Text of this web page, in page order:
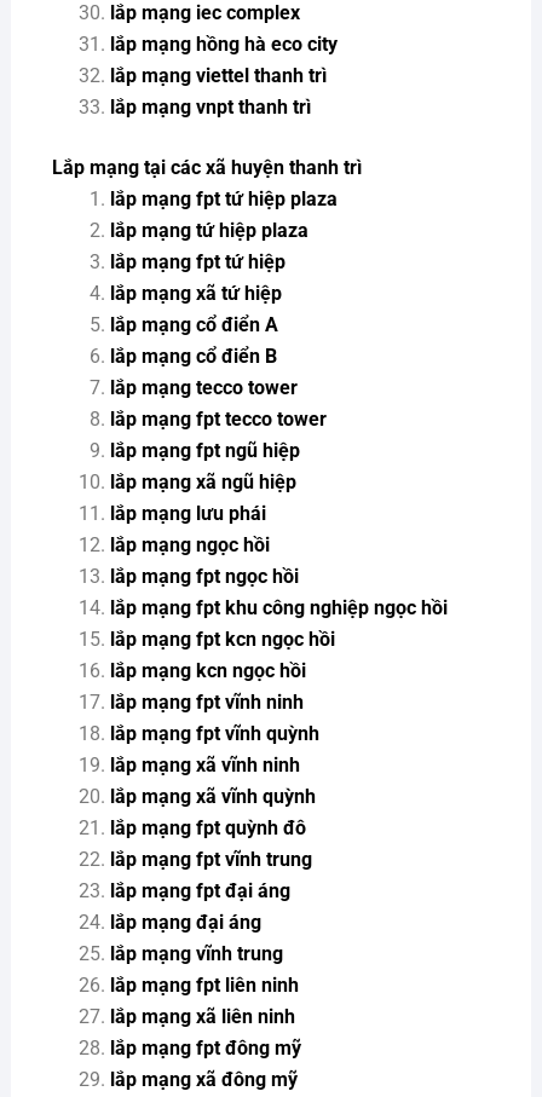
lắp mạng iec complex
lắp mạng hồng hà eco city
lắp mạng viettel thanh trì
lắp mạng vnpt thanh trì
Lắp mạng tại các xã huyện thanh trì
lắp mạng fpt tứ hiệp plaza
lắp mạng tứ hiệp plaza
lắp mạng fpt tứ hiệp
lắp mạng xã tứ hiệp
lắp mạng cổ điển A
lắp mạng cổ điển B
lắp mạng tecco tower
lắp mạng fpt tecco tower
lắp mạng fpt ngũ hiệp
lắp mạng xã ngũ hiệp
lắp mạng lưu phái
lắp mạng ngọc hồi
lắp mạng fpt ngọc hồi
lắp mạng fpt khu công nghiệp ngọc hồi
lắp mạng fpt kcn ngọc hồi
lắp mạng kcn ngọc hồi
lắp mạng fpt vĩnh ninh
lắp mạng fpt vĩnh quỳnh
lắp mạng xã vĩnh ninh
lắp mạng xã vĩnh quỳnh
lắp mạng fpt quỳnh đô
lắp mạng fpt vĩnh trung
lắp mạng fpt đại áng
lắp mạng đại áng
lắp mạng vĩnh trung
lắp mạng fpt liên ninh
lắp mạng xã liên ninh
lắp mạng fpt đông mỹ
lắp mạng xã đông mỹ